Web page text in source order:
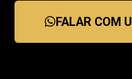
FALAR COM